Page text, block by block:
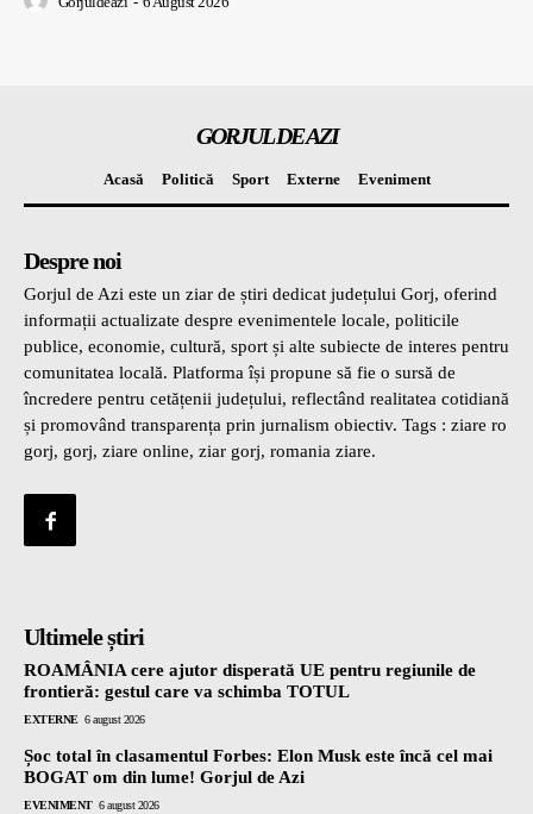
GORJUL DE AZI
Acasă Politică Sport Externe Eveniment
Despre noi
Gorjul de Azi este un ziar de știri dedicat județului Gorj, oferind
informații actualizate despre evenimentele locale, politicile
publice, economie, cultură, sport și alte subiecte de interes pentru
comunitatea locală. Platforma își propune să fie o sursă de
încredere pentru cetățenii județului, reflectând realitatea cotidiană
și promovând transparența prin jurnalism obiectiv. Tags : ziare ro
gorj, gorj, ziare online, ziar gorj, romania ziare.
Ultimele știri
ROAMÂNIA cere ajutor disperată UE pentru regiunile de
frontieră: gestul care va schimba TOTUL
EXTERNE 6 august 2026
Șoc total în clasamentul Forbes: Elon Musk este încă cel mai
BOGAT om din lume! Gorjul de Azi
EVENIMENT 6 august 2026